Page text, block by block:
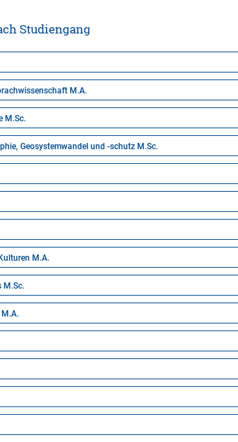
Studiengang
M.A.
M.Sc.
Geosystemwandel und -schutz M.Sc.
M.A.
M.Sc.